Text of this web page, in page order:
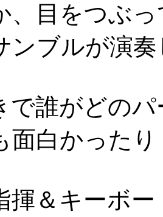
、目をつぶ
ンブルが演
で誰がどの
面白かったり
揮＆キーボ